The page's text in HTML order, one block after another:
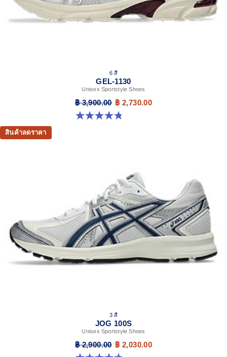
6 สี
GEL-1130
Unisex Sportstyle Shoes
฿ 3,900.00 ฿ 2,730.00
4.8 จาก 5 ดาว 52 รีวิว
สินค้าลดราคา
3 สี
JOG 100S
Unisex Sportstyle Shoes
฿ 2,900.00 ฿ 2,030.00